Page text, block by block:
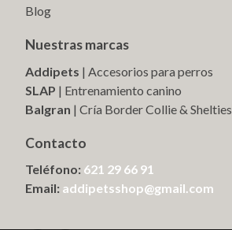
Blog
Nuestras marcas
Addipets | Accesorios para perros
SLAP | Entrenamiento canino
Balgran | Cría Border Collie & Shelties
Contacto
Teléfono: 621 29 66 91
Email: addipetsshop@gmail.com